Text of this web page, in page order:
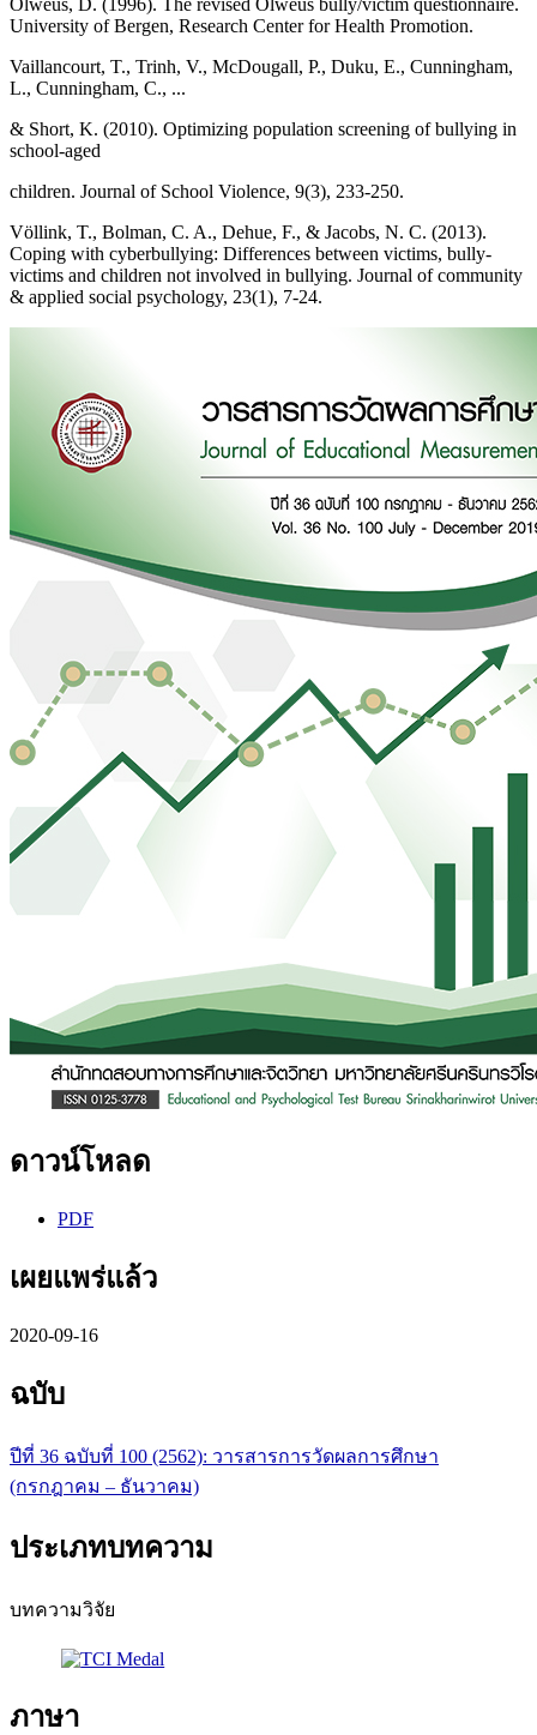
Olweus, D. (1996). The revised Olweus bully/victim questionnaire.
University of Bergen, Research Center for Health Promotion.
Vaillancourt, T., Trinh, V., McDougall, P., Duku, E., Cunningham,
L., Cunningham, C., ...
& Short, K. (2010). Optimizing population screening of bullying in
school-aged
children. Journal of School Violence, 9(3), 233-250.
Völlink, T., Bolman, C. A., Dehue, F., & Jacobs, N. C. (2013).
Coping with cyberbullying: Differences between victims, bully‐
victims and children not involved in bullying. Journal of community
& applied social psychology, 23(1), 7-24.
ดาวน์โหลด
PDF
เผยแพร่แล้ว
2020-09-16
ฉบับ
ปีที่ 36 ฉบับที่ 100 (2562): วารสารการวัดผลการศึกษา
(กรกฎาคม – ธันวาคม)
ประเภทบทความ
บทความวิจัย
ภาษา